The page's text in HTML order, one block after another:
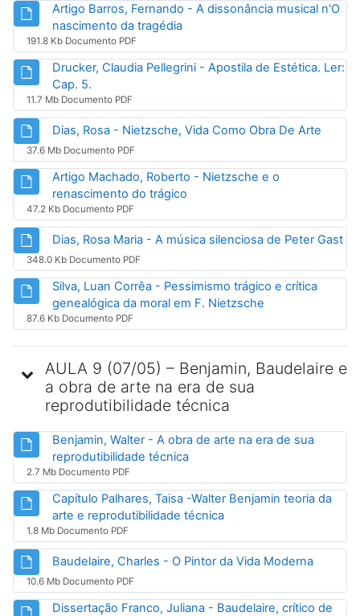
Artigo Barros, Fernando - A dissonância musical n'O
nascimento da tragédiaArquivo
191.8 Kb Documento PDF
Drucker, Claudia Pellegrini - Apostila de Estética. Ler:
Cap. 5.
11.7 Mb Documento PDF
Dias, Rosa - Nietzsche, Vida Como Obra De Arte
37.6 Mb Documento PDF
Artigo Machado, Roberto - Nietzsche e o
renascimento do trágico
47.2 Kb Documento PDF
Dias, Rosa Maria - A música silenciosa de Peter Gast
348.0 Kb Documento PDF
Silva, Luan Corrêa - Pessimismo trágico e crítica
genealógica da moral em F. Nietzsche
87.6 Kb Documento PDF
AULA 9 (07/05) – Benjamin, Baudelaire e
a obra de arte na era de sua
reprodutibilidade técnica
Benjamin, Walter - A obra de arte na era de sua
reprodutibilidade técnicaArquivo
2.7 Mb Documento PDF
Capítulo Palhares, Taisa -Walter Benjamin teoria da
arte e reprodutibilidade técnicaArquivo
1.8 Mb Documento PDF
Baudelaire, Charles - O Pintor da Vida ModernaArquivo
10.6 Mb Documento PDF
Dissertação Franco, Juliana - Baudelaire, crítico de